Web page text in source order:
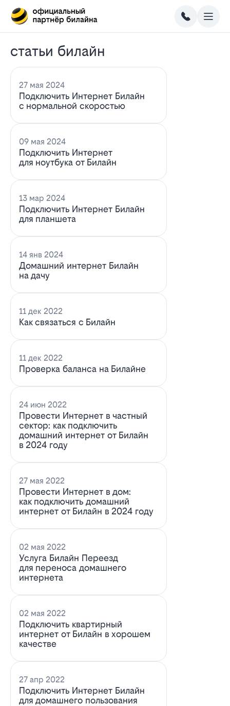
статьи билайн
27 мая 2024
Подключить Интернет Билайн
с нормальной скоростью
09 мая 2024
Подключить Интернет
для ноутбука от Билайн
13 мар 2024
Подключить Интернет Билайн
для планшета
14 янв 2024
Домашний интернет Билайн
на дачу
11 дек 2022
Как связаться с Билайн
11 дек 2022
Проверка баланса на Билайне
24 июн 2022
Провести Интернет в частный
сектор: как подключить
домашний интернет от Билайн
в 2024 году
27 мая 2022
Провести Интернет в дом:
как подключить домашний
интернет от Билайн в 2024 году
02 мая 2022
Услуга Билайн Переезд
для переноса домашнего
интернета
02 мая 2022
Подключить квартирный
интернет от Билайн в хорошем
качестве
27 апр 2022
Подключить Интернет Билайн
для домашнего пользования